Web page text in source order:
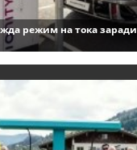
режим на тока заради